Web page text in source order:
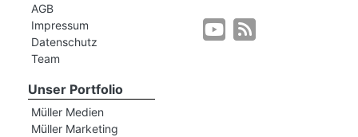
AGB
Impressum
Datenschutz
Team
Unser Portfolio
Müller Medien
Müller Marketing